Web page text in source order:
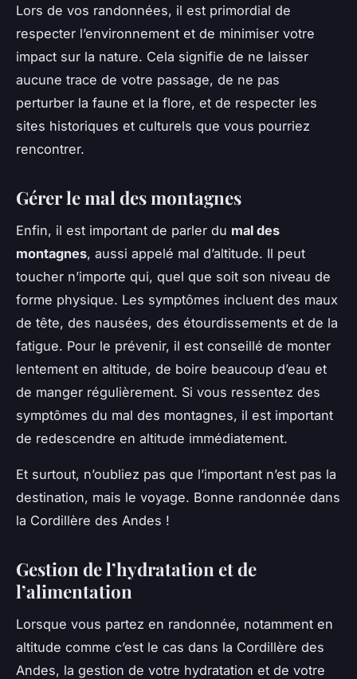
Lors de vos randonnées, il est primordial de
respecter l’environnement et de minimiser votre
impact sur la nature. Cela signifie de ne laisser
aucune trace de votre passage, de ne pas
perturber la faune et la flore, et de respecter les
sites historiques et culturels que vous pourriez
rencontrer.
Gérer le mal des montagnes
Enfin, il est important de parler du mal des
montagnes, aussi appelé mal d’altitude. Il peut
toucher n’importe qui, quel que soit son niveau de
forme physique. Les symptômes incluent des maux
de tête, des nausées, des étourdissements et de la
fatigue. Pour le prévenir, il est conseillé de monter
lentement en altitude, de boire beaucoup d’eau et
de manger régulièrement. Si vous ressentez des
symptômes du mal des montagnes, il est important
de redescendre en altitude immédiatement.
Et surtout, n’oubliez pas que l’important n’est pas la
destination, mais le voyage. Bonne randonnée dans
la Cordillère des Andes !
Gestion de l’hydratation et de
l’alimentation
Lorsque vous partez en randonnée, notamment en
altitude comme c’est le cas dans la Cordillère des
Andes, la gestion de votre hydratation et de votre